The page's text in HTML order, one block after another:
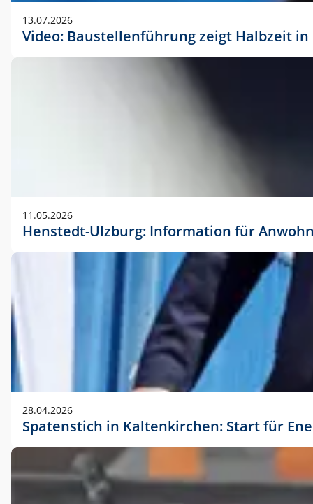
13.07.2026
Video: Baustellenführung zeigt Halbzeit
11.05.2026
Henstedt-Ulzburg: Information für
28.04.2026
Spatenstich in Kaltenkirchen: Start für